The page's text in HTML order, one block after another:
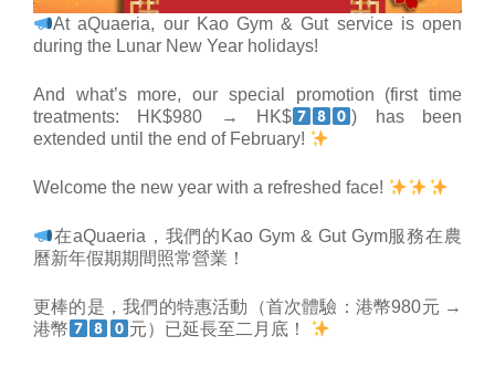
At aQuaeria, our Kao Gym & Gut service is open
during the Lunar New Year holidays!
And what’s more, our special promotion (first time
treatments: HK$980 → HK$
) has been
extended until the end of February!
Welcome the new year with a refreshed face!
在aQuaeria，我們的Kao Gym & Gut Gym服務在農
曆新年假期期間照常營業！
更棒的是，我們的特惠活動（首次體驗：港幣980元 →
港幣
元）已延長至二月底！